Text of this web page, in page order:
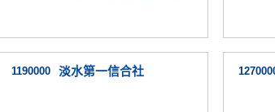
1190000 淡水第一信合社